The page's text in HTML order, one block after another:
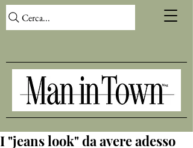
Cerca...
I "jeans look" da avere adesso